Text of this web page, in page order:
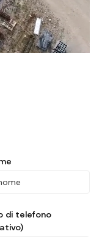
di telefono